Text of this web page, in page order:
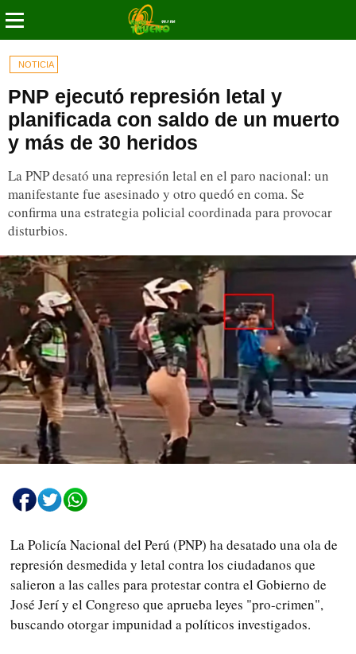
NOTICIA
PNP ejecutó represión letal y
planificada con saldo de un muerto
y más de 30 heridos
La PNP desató una represión letal en el paro nacional: un
manifestante fue asesinado y otro quedó en coma. Se
confirma una estrategia policial coordinada para provocar
disturbios.
La Policía Nacional del Perú (PNP) ha desatado una ola de
represión desmedida y letal contra los ciudadanos que
salieron a las calles para protestar contra el Gobierno de
José Jerí y el Congreso que aprueba leyes "pro-crimen",
buscando otorgar impunidad a políticos investigados.